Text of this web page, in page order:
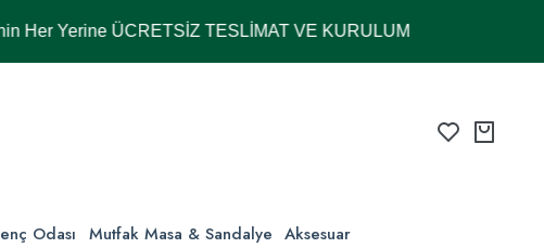
ÜCRETSİZ TESLİMAT VE KURULUM
Odası Mutfak Masa & Sandalye Aksesuar